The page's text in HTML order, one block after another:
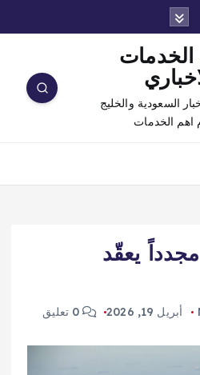
السعودية والخليج
اهم الخدمات
يعقّد
أبريل 19, 2026 0 تعليق